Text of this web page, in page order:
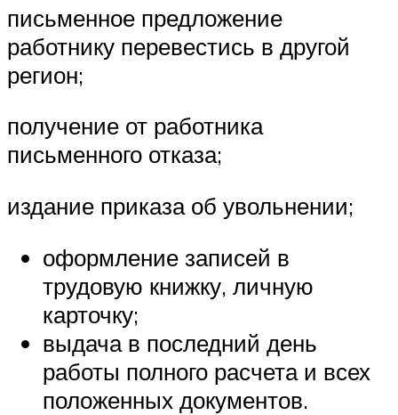
письменное предложение
работнику перевестись в другой
регион;
получение от работника
письменного отказа;
издание приказа об увольнении;
оформление записей в
трудовую книжку, личную
карточку;
выдача в последний день
работы полного расчета и всех
положенных документов.